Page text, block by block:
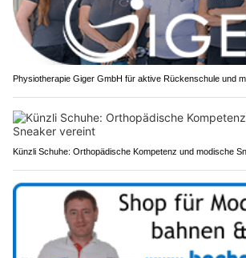
Physiotherapie Giger GmbH für aktive Rückenschule und
Künzli Schuhe: Orthopädische Kompetenz und modische